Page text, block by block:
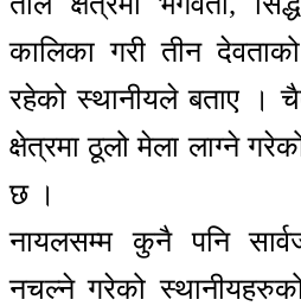
कालिका गरी तीन
रहेको स्थानीयले बताए ।
क्षेत्रमा ठूलो मेला लाग्ने
छ ।
नायलसम्म कुनै पनि
नचल्ने गरेको